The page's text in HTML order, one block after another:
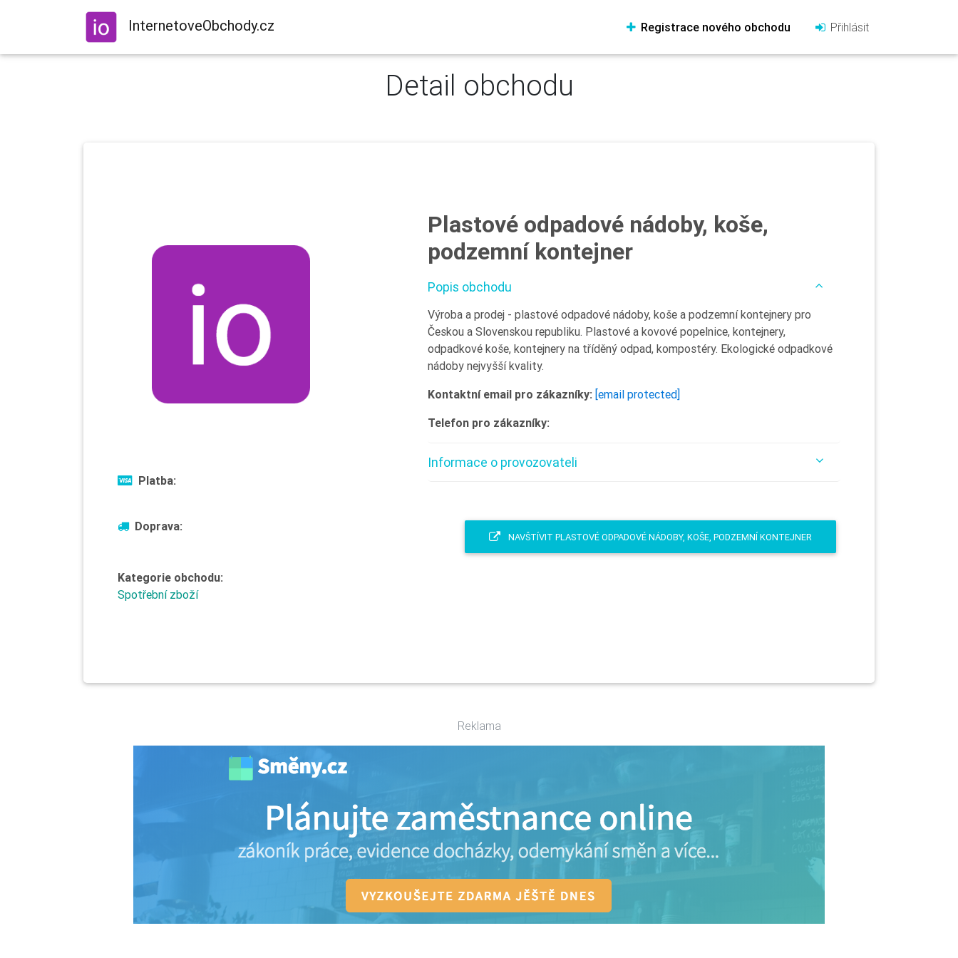
InternetoveObchody.cz Registrace nového obchodu Přihlásit
Detail obchodu
Platba:
Doprava:
Kategorie obchodu:
Spotřební zboží
Plastové odpadové nádoby, koše,
podzemní kontejner
Popis obchodu
Výroba a prodej - plastové odpadové nádoby, koše a podzemní kontejnery pro
Českou a Slovenskou republiku. Plastové a kovové popelnice, kontejnery,
odpadkové koše, kontejnery na tříděný odpad, kompostéry. Ekologické odpadkové
nádoby nejvyšší kvality.
Kontaktní email pro zákazníky: [email protected]
Telefon pro zákazníky:
Informace o provozovateli
NAVŠTÍVIT PLASTOVÉ ODPADOVÉ NÁDOBY, KOŠE, PODZEMNÍ KONTEJNER
Reklama